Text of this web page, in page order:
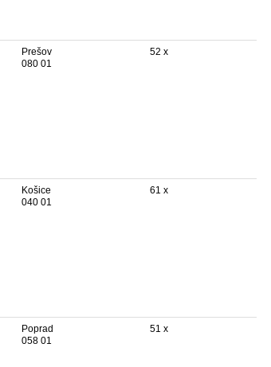
Prešov
080 01
52 x
Košice
040 01
61 x
Poprad
058 01
51 x